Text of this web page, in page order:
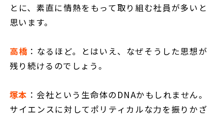
とに、素直に情熱をもって取り組む社員が多いと
思います。
高橋 ：なるほど。とはいえ、なぜそうした思想が
残り続けるのでしょう。
塚本 ：会社という生命体のDNAかもしれません。
サイエンスに対してポリティカルな力を振りかざ